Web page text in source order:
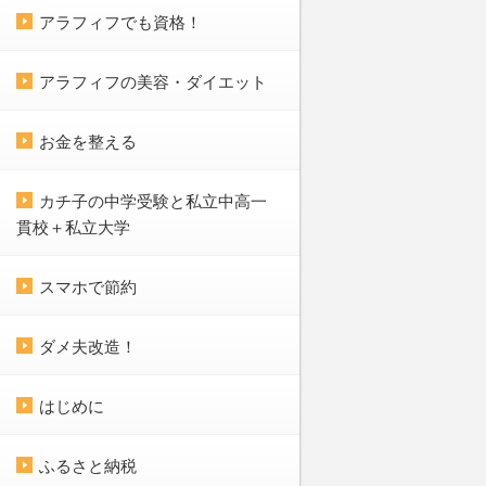
アラフィフでも資格！
アラフィフの美容・ダイエット
お金を整える
カチ子の中学受験と私立中高一
貫校＋私立大学
スマホで節約
ダメ夫改造！
はじめに
ふるさと納税